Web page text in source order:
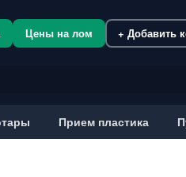
Цены на лом + Добавить
Прием пластика